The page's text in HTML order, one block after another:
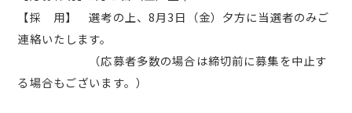
【採 用】 選考の上、8月3日（金）夕方に当選者のみご
連絡いたします。
（応募者多数の場合は締切前に募集を中止す
る場合もございます。）